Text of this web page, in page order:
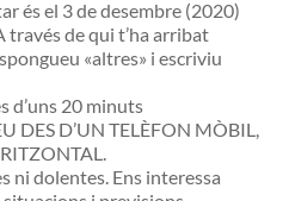
és el 3 de desembre (2020)
través de qui t’ha arribat
«altres» i escriviu
d’uns 20 minuts
DES D’UN TELÈFON MÒBIL,
ni dolentes. Ens interessa